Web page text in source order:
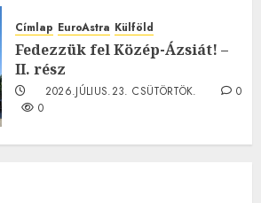
2026.JÚLIUS.23. CSÜTÖRTÖK.
0
Címlap EuroAstra Külföld
Fedezzük fel Közép-Ázsiát! –
II. rész
2026.JÚLIUS.23. CSÜTÖRTÖK.
0
0